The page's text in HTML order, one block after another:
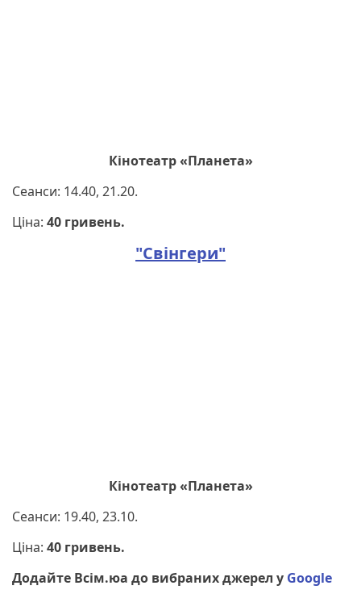
Кінотеатр «Планета»
Сеанси: 14.40, 21.20.
Ціна: 40 гривень.
"Свінгери"
Кінотеатр «Планета»
Сеанси: 19.40, 23.10.
Ціна: 40 гривень.
Додайте Всім.юа до вибраних джерел у Google